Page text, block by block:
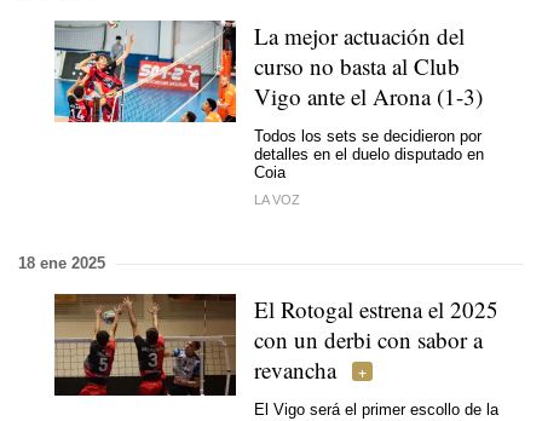
La mejor actuación del
curso no basta al Club
Vigo ante el Arona (1-3)
Todos los sets se decidieron por
detalles en el duelo disputado en
Coia
LA VOZ
18 ene 2025
El Rotogal estrena el 2025
con un derbi con sabor a
revancha
El Vigo será el primer escollo de la